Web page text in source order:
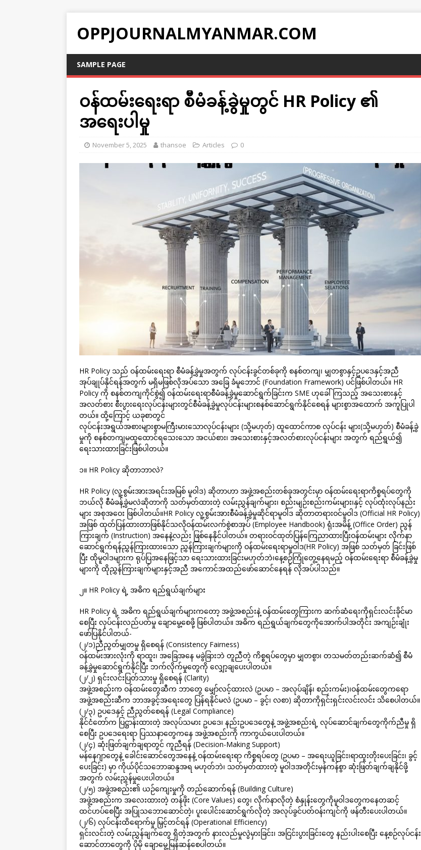
OPPJOURNALMYANMAR.COM
SAMPLE PAGE
ဝန်ထမ်းရေးရာ စီမံခန့်ခွဲမှုတွင် HR Policy ၏
အရေးပါမှု
November 5, 2025 thansoe Articles 0
HR Policy သည် ဝန်ထမ်းရေးရာ စီမံခန့်ခွဲမှုအတွက် လုပ်ငန်းခွင်တစ်ခုကို စနစ်တကျ၊ မျှတစွာနှင့်ဥပဒေနှင့်အညီ
အုပ်ချုပ်နိုင်ရန်အတွက် မရှိမဖြစ်လိုအပ်သော အခြေ ခံမူဘောင် (Foundation Framework) ပင်ဖြစ်ပါတယ်။ HR
Policy ကို စနစ်တကျကိုင်စွဲ၍ ဝန်ထမ်းရေးရာစီမံခန့်ခွဲမှုဆောင်ရွက်ခြင်းက SME ဟုခေါ်ကြသည့် အသေးစားနှင့်
အလတ်စား စီးပွားရေးလုပ်ငန်းများတွင်စီမံခန့်ခွဲမှုလုပ်ငန်းများစနစ်ဆောင်ရွက်နိုင်စေရန် များစွာအထောက် အကူပြုပါ
တယ်။ ထို့ကြောင့် ယခုစာတွင်
လုပ်ငန်းအရွယ်အစားများစွာမကြီးမားသောလုပ်ငန်းများ (သို့မဟုတ်) ထူထောင်ကာစ လုပ်ငန်း များ(သို့မဟုတ်) စီမံခန့်ခွဲ
မှုကို စနစ်တကျမထူထောင်ရသေးသော အငယ်စား၊ အသေးစားနှင့်အလတ်စားလုပ်ငန်းများ အတွက် ရည်ရွယ်၍
ရေးသားထားခြင်းဖြစ်ပါတယ်။
၁။ HR Policy ဆိုတာဘာလဲ?
HR Policy (လူ့စွမ်းအားအရင်းအမြစ် မူဝါဒ) ဆိုတာဟာ အဖွဲ့အစည်းတစ်ခုအတွင်းမှာ ဝန်ထမ်းရေးရာကိစ္စရပ်တွေကို
ဘယ်လို စီမံခန့်ခွဲမလဲဆိုတာကို သတ်မှတ်ထားတဲ့ လမ်းညွှန်ချက်များ၊ စည်းမျဉ်းစည်းကမ်းများ၊နှင့် လုပ်ထုံးလုပ်နည်း
များ အစုအဝေး ဖြစ်ပါတယ်။HR Policy လူ့စွမ်းအားစီမံခန့်ခွဲမှုဆိုင်ရာမူဝါဒ ဆိုတာတရားဝင်မူဝါဒ (Official HR Policy)
အဖြစ် ထုတ်ပြန်ထားတာဖြစ်နိုင်သလိုဝန်ထမ်းလက်စွဲစာအုပ် (Employee Handbook) ရုံးအမိန့် (Office Order) ညွန်
ကြားချက် (Instruction) အနေနဲ့လည်း ဖြစ်နေနိုင်ပါတယ်။ တရားဝင်ထုတ်ပြန်ကြေညာထားပြီးဝန်ထမ်းများ လိုက်နာ
ဆောင်ရွက်ရန်ညွှန်ကြားထားသော ညွှန်ကြားချက်များကို ဝန်ထမ်းရေးရာမူဝါဒ(HR Policy) အဖြစ် သတ်မှတ် ခြင်းဖြစ်
ပြီး ထိုမူဝါဒများက ရုပ်ပြအနေဖြင့်သာ ရေးသားထားခြင်းမဟုတ်ဘဲ၊နေ့စဉ်ကြုံတွေ့နေရမည့် ဝန်ထမ်းရေးရာ စီမံခန့်ခွဲမှု
များကို ထိုညွှန်ကြားချက်များနှင့်အညီ အကောင်အထည်ဖော်ဆောင်နေရန် လိုအပ်ပါသည်။
၂။ HR Policy ရဲ့ အဓိက ရည်ရွယ်ချက်များ
HR Policy ရဲ့ အဓိက ရည်ရွယ်ချက်များကတော့ အဖွဲ့အစည်းနဲ့ ဝန်ထမ်းတွေကြားက ဆက်ဆံရေးကိုရှင်းလင်းခိုင်မာ
စေပြီး လုပ်ငန်းလည်ပတ်မှု ချောမွေ့စေဖို့ ဖြစ်ပါတယ်။ အဓိက ရည်ရွယ်ချက်တွေကိုအောက်ပါအတိုင်း အကျဉ်းချုံး
ဖော်ပြနိုင်ပါတယ်-
(၂/၁)ညီညွတ်မျှတမှု ရှိစေရန် (Consistency Fairness)
ဝန်ထမ်းအားလုံးကို ရာထူး၊ အခြေအနေ မခွဲခြားဘဲ တူညီတဲ့ ကိစ္စရပ်တွေမှာ မျှတစွာ၊ တသမတ်တည်းဆက်ဆံ၍ စီမံ
ခန့်ခွဲမှုဆောင်ရွက်နိုင်ပြီး ဘက်လိုက်မှုတွေကို လျှော့ချပေးပါတယ်။
(၂/၂) ရှင်းလင်းပြတ်သားမှု ရှိစေရန် (Clarity)
အဖွဲ့အစည်းက ဝန်ထမ်းတွေဆီက ဘာတွေ မျှော်လင့်ထားလဲ (ဥပမာ – အလုပ်ချိန်၊ စည်းကမ်း)၊ဝန်ထမ်းတွေကရော
အဖွဲ့အစည်းဆီက ဘာအခွင့်အရေးတွေ ပြန်ရနိုင်မလဲ (ဥပမာ – ခွင့်၊ လစာ) ဆိုတာကိုရှင်းရှင်းလင်းလင်း သိစေပါတယ်။
(၂/၃) ဥပဒေနှင့် ညီညွတ်စေရန် (Legal Compliance)
နိုင်ငံတော်က ပြဋ္ဌာန်းထားတဲ့ အလုပ်သမား ဥပဒေ၊ နည်းဥပဒေတွေနဲ့ အဖွဲ့အစည်းရဲ့ လုပ်ဆောင်ချက်တွေကိုက်ညီမှု ရှိ
စေပြီး ဥပဒေရေးရာ ပြဿနာတွေကနေ အဖွဲ့အစည်းကို ကာကွယ်ပေးပါတယ်။
(၂/၄) ဆုံးဖြတ်ချက်ချရာတွင် ကူညီရန် (Decision-Making Support)
မန်နေဂျာတွေနဲ့ ခေါင်းဆောင်တွေအနေနဲ့ ဝန်ထမ်းရေးရာ ကိစ္စရပ်တွေ (ဥပမာ – အရေးယူခြင်း၊ရာထူးတိုးပေးခြင်း၊ ခွင့်
ပေးခြင်း) မှာ ကိုယ်ပိုင်သဘောဆန္ဒအရ မဟုတ်ဘဲ၊ သတ်မှတ်ထားတဲ့ မူဝါဒအတိုင်းမှန်ကန်စွာ ဆုံးဖြတ်ချက်ချနိုင်ဖို့
အတွက် လမ်းညွှန်မှုပေးပါတယ်။
(၂/၅) အဖွဲ့အစည်း၏ ယဉ်ကျေးမှုကို တည်ဆောက်ရန် (Building Culture)
အဖွဲ့အစည်းက အလေးထားတဲ့ တန်ဖိုး (Core Values) တွေ၊ လိုက်နာလိုတဲ့ စံနှုန်းတွေကိုမူဝါဒတွေကနေတဆင့်
ထင်ဟပ်စေပြီး အပြုသဘောဆောင်တဲ့၊ ပူးပေါင်းဆောင်ရွက်လိုတဲ့ အလုပ်ခွင်ပတ်ဝန်းကျင်ကို ဖန်တီးပေးပါတယ်။
(၂/၆) လုပ်ငန်းထိရောက်မှု မြှင့်တင်ရန် (Operational Efficiency)
ရှင်းလင်းတဲ့ လမ်းညွှန်ချက်တွေ ရှိတဲ့အတွက် နားလည်မှုလွဲမှားခြင်း၊ အငြင်းပွားခြင်းတွေ နည်းပါးစေပြီး နေ့စဉ်လုပ်ငန်း
ဆောင်တာတွေကို ပိုမို ချောမွေ့မြန်ဆန်စေပါတယ်။